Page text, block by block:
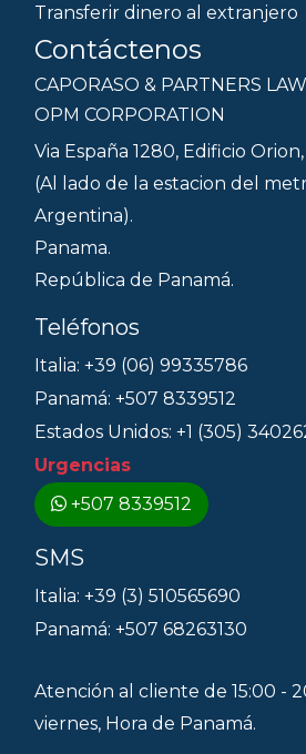
Transferir dinero al extranjero
Contáctenos
CAPORASO & PARTNERS
OPM CORPORATION
Via España 1280, Edificio
(Al lado de la estacion del
Argentina).
Panama.
República de Panamá.
Teléfonos
Italia: +39 (06) 99335786
Panamá: +507 8339512
Estados Unidos: +1 (305)
Urgencias
+507 8339512
SMS
Italia: +39 (3) 510565690
Panamá: +507 68263130
Atención al cliente de 15:00 -
viernes, Hora de Panamá.